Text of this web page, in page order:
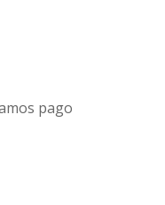
pago